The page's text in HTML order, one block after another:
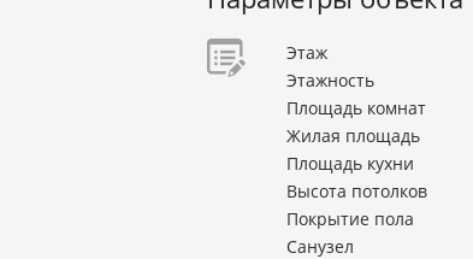
Этаж
Этажность
Площадь комнат
Жилая площадь
Площадь кухни
Высота потолков
Покрытие пола
Санузел